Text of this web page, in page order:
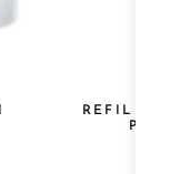
REFILL